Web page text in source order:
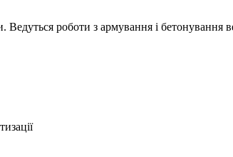
роботи з армування і бетонування